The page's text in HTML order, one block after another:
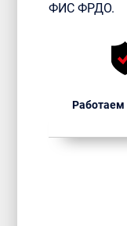
ФИС ФРДО.